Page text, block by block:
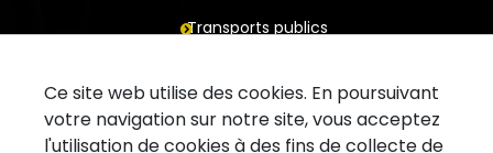
Transports publics
Contact
Ce site web utilise des cookies. En poursuivant
votre navigation sur notre site, vous acceptez
l'utilisation de cookies à des fins de collecte de